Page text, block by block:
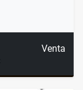
Venta